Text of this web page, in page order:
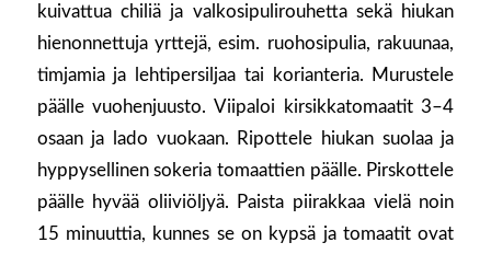
kuivattua chiliä ja valkosipulirouhetta sekä hiukan
hienonnettuja yrttejä, esim. ruohosipulia, rakuunaa,
timjamia ja lehtipersiljaa tai korianteria. Murustele
päälle vuohenjuusto. Viipaloi kirsikkatomaatit 3–4
osaan ja lado vuokaan. Ripottele hiukan suolaa ja
hyppysellinen sokeria tomaattien päälle. Pirskottele
päälle hyvää oliiviöljyä. Paista piirakkaa vielä noin
15 minuuttia, kunnes se on kypsä ja tomaatit ovat